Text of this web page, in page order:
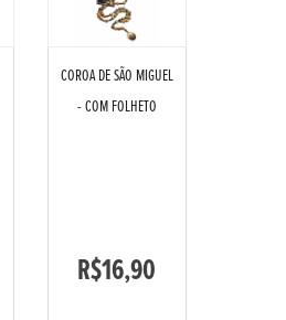
COROA DE SÃO MIGUEL
- COM FOLHETO
R$16,90